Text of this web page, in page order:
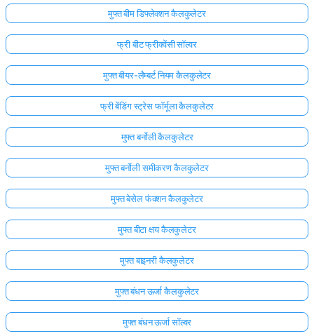
अभी
कोई
नहीं
अपना
पहला
प्रश्न
पूछें
मुफ्त बीम डिफ्लेक्शन कैलकुलेटर
फ्री बीट फ्रीक्वेंसी सॉल्वर
मुफ्त बीयर-लैम्बर्ट नियम कैलकुलेटर
फ्री बेंडिंग स्ट्रेस फॉर्मूला कैलकुलेटर
मुफ्त बर्नोली कैलकुलेटर
मुफ्त बर्नोली समीकरण कैलकुलेटर
मुफ्त बेसेल फंक्शन कैलकुलेटर
मुफ्त बीटा क्षय कैलकुलेटर
मुफ्त बाइनरी कैलकुलेटर
मुफ्त बंधन ऊर्जा कैलकुलेटर
मुफ्त बंधन ऊर्जा सॉल्वर